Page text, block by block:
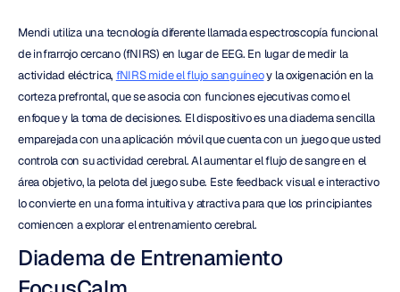
Mendi utiliza una tecnología diferente llamada espectroscopía funcional
de infrarrojo cercano (fNIRS) en lugar de EEG. En lugar de medir la
actividad eléctrica, fNIRS mide el flujo sanguíneo y la oxigenación en la
corteza prefrontal, que se asocia con funciones ejecutivas como el
enfoque y la toma de decisiones. El dispositivo es una diadema sencilla
emparejada con una aplicación móvil que cuenta con un juego que usted
controla con su actividad cerebral. Al aumentar el flujo de sangre en el
área objetivo, la pelota del juego sube. Este feedback visual e interactivo
lo convierte en una forma intuitiva y atractiva para que los principiantes
comiencen a explorar el entrenamiento cerebral.
Diadema de Entrenamiento